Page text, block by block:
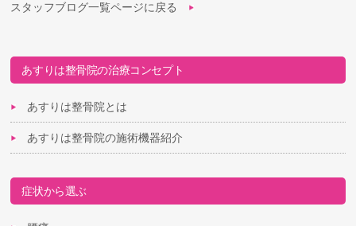
スタッフブログ一覧ページに戻る
あすりは整骨院の治療コンセプト
あすりは整骨院とは
あすりは整骨院の施術機器紹介
症状から選ぶ